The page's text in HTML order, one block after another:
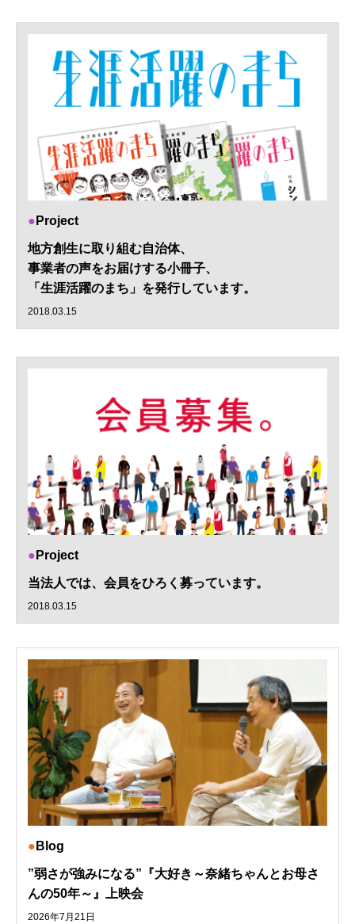
Project
地方創生に取り組む自治体、
事業者の声をお届けする小冊子、
「生涯活躍のまち」を発行しています。
2018.03.15
Project
当法人では、会員をひろく募っています。
2018.03.15
Blog
”弱さが強みになる”『大好き～奈緒ちゃんとお母さ
んの50年～』上映会
2026年7月21日